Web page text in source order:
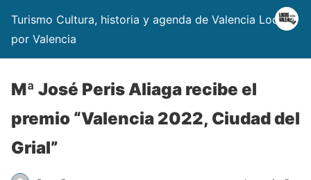
Turismo Cultura, historia y agenda de Valencia Locos
por Valencia
Mª José Peris Aliaga recibe el
premio “Valencia 2022, Ciudad del
Grial”